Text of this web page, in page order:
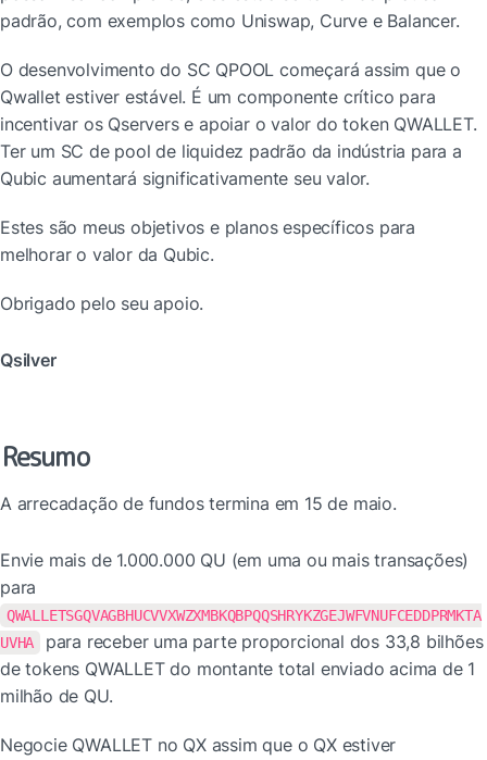
padrão, com exemplos como Uniswap, Curve e Balancer.
O desenvolvimento do SC QPOOL começará assim que o
Qwallet estiver estável. É um componente crítico para
incentivar os Qservers e apoiar o valor do token QWALLET.
Ter um SC de pool de liquidez padrão da indústria para a
Qubic aumentará significativamente seu valor.
Estes são meus objetivos e planos específicos para
melhorar o valor da Qubic.
Obrigado pelo seu apoio.
Qsilver
Resumo
A arrecadação de fundos termina em 15 de maio.
Envie mais de 1.000.000 QU (em uma ou mais transações)
QWALLETSGQVAGBHUCVVXWZXMBKQBPQQSHRYKZGEJWFVNUFCEDDPRMKTA
UVHA
para receber uma parte proporcional dos 33,8 bilhões
de tokens QWALLET do montante total enviado acima de 1
milhão de QU.
Negocie QWALLET no QX assim que o QX estiver